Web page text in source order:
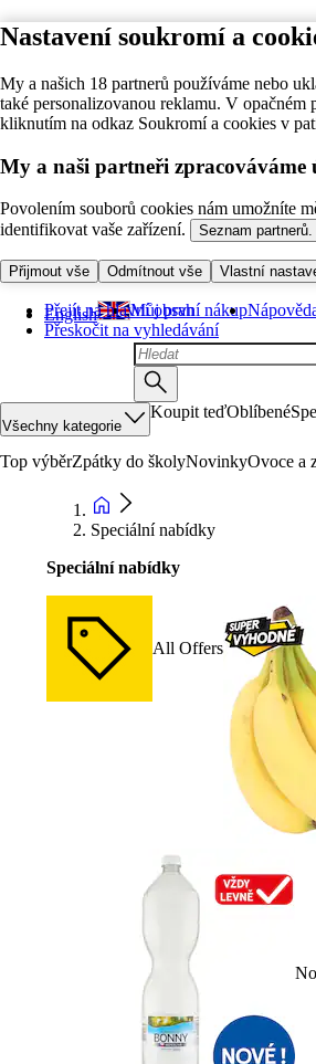
Nastavení soukromí a
My a našich 18 partnerů používáme nebo
také personalizovanou reklamu. V
kliknutím na odkaz Soukromí a cookies v
My a naši partneři zpracováváme
Povolením souborů cookies nám umožníte
identifikovat vaše zařízení.
Seznam partnerů.
Přijmout vše Odmítnout vše Vlastní
Přejít na hlavní obsah
Přeskočit na vyhledávání
English Můj první nákup
Všechny kategorie
Koupit teďOblíbené
Top výběrZpátky do školyNovinkyOvoce a
Speciální nabídky
Speciální nabídky
All Offers